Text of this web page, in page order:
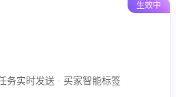
生效中
务实时发送 · 买家智能标签